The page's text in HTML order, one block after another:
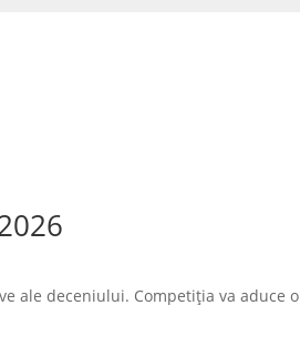
ale deceniului. Competiția va aduce o